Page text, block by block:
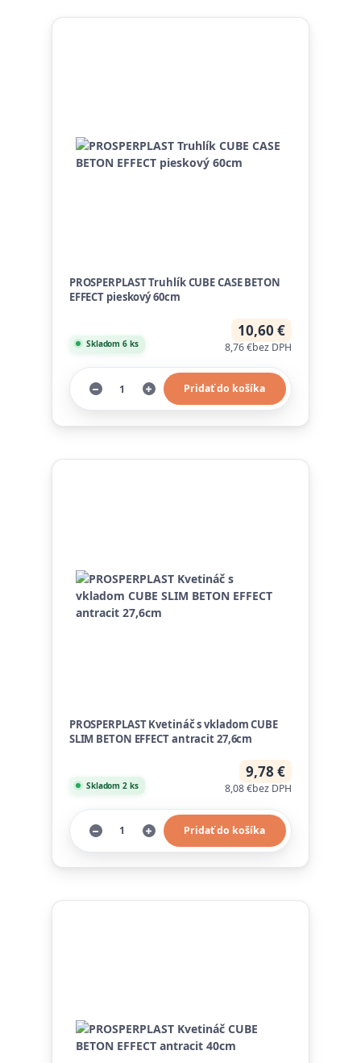
PROSPERPLAST Truhlík CUBE CASE BETON
EFFECT pieskový 60cm
10,60 €
8,76 €bez DPH
Skladom 6 ks
Pridať do košíka
PROSPERPLAST Kvetináč s vkladom CUBE
SLIM BETON EFFECT antracit 27,6cm
9,78 €
8,08 €bez DPH
Skladom 2 ks
Pridať do košíka